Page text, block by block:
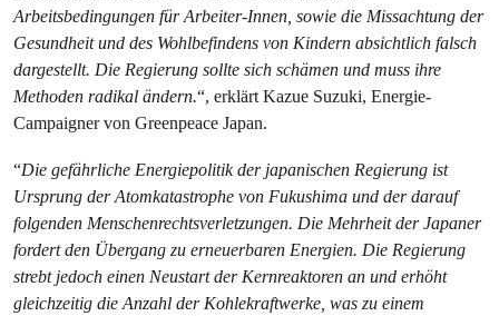
Arbeitsbedingungen für Arbeiter-Innen, sowie die Missachtung der
Gesundheit und des Wohlbefindens von Kindern absichtlich falsch
dargestellt. Die Regierung sollte sich schämen und muss ihre
Methoden radikal ändern.​“, erklärt Kazue Suzuki, Energie-
Campaigner von Greenpeace Japan.
“Die gefährliche Energiepolitik der japanischen Regierung ist
Ursprung der Atomkatastrophe von Fukushima und der darauf
folgenden Menschenrechtsverletzungen. Die Mehrheit der Japaner
fordert den Übergang zu erneuerbaren Energien. Die Regierung
strebt jedoch einen Neustart der Kernreaktoren an und erhöht
gleichzeitig die Anzahl der Kohlekraftwerke, was zu einem